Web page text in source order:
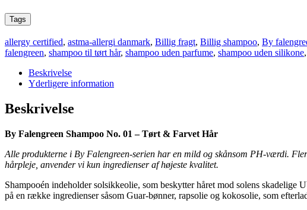
Tags
allergy certified, astma-allergi danmark, Billig fragt, Billig shampoo, By
falengreen, shampoo til tørt hår, shampoo uden parfume, shampoo uden silikone,
Beskrivelse
Yderligere information
Beskrivelse
By Falengreen Shampoo No. 01 – Tørt & Farvet Hår
Alle produkterne i By Falengreen-serien har en mild og skånsom PH-værdi.
hårpleje, anvender vi kun ingredienser af højeste kvalitet.
Shampooén indeholder solsikkeolie, som beskytter håret mod solens
på en række ingredienser såsom Guar-bønner, rapsolie og kokosolie, som